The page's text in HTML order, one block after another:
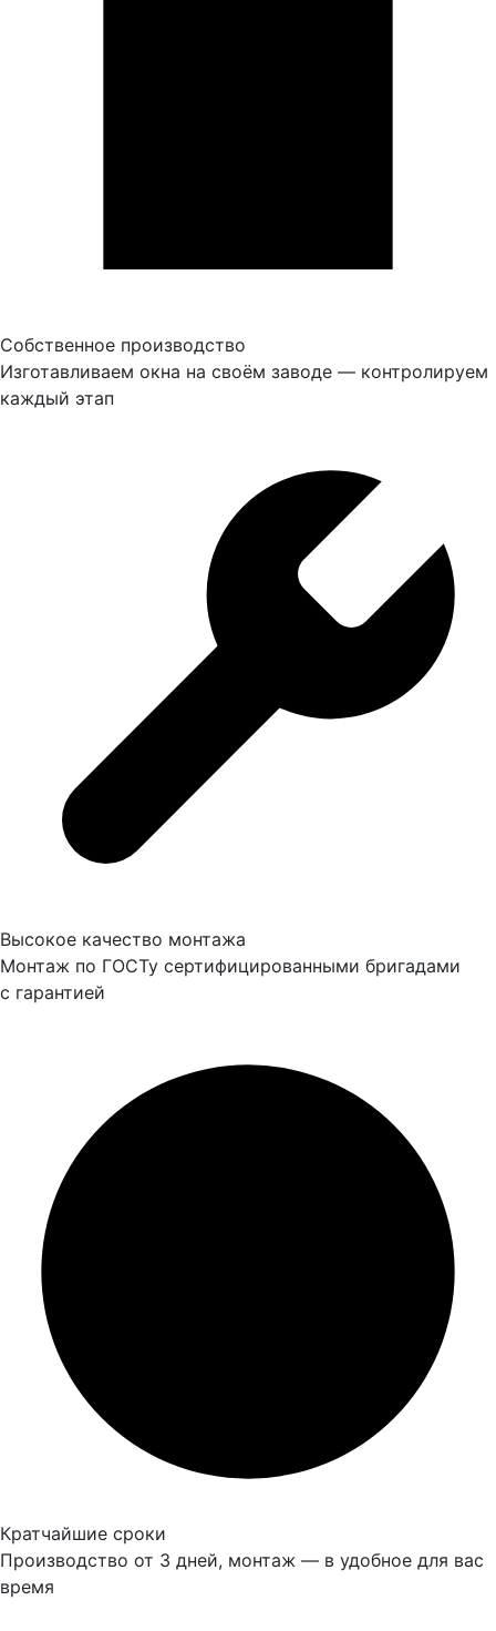
Собственное производство
Изготавливаем окна на своём заводе — контролируем
каждый этап
Высокое качество монтажа
Монтаж по ГОСТу сертифицированными бригадами
с гарантией
Кратчайшие сроки
Производство от 3 дней, монтаж — в удобное для вас
время